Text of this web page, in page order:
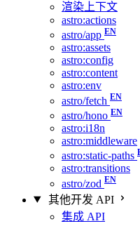
渲染上下文
astro:actions
astro/app
astro:assets
astro:config
astro:content
astro:env
astro/fetch
astro/hono
astro:i18n
astro:middleware
astro:static-paths
astro:transitions
astro/zod
其他开发 API
集成 API